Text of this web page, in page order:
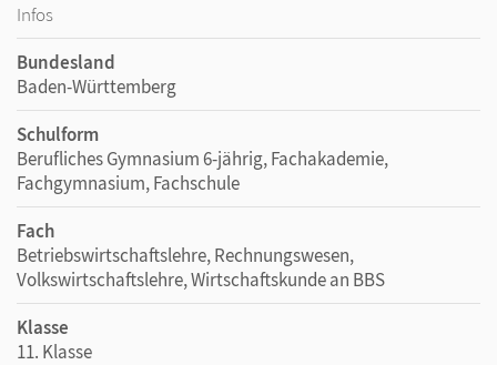
Infos
Bundesland
Baden-Württemberg
Schulform
Berufliches Gymnasium 6-jährig, Fachakademie,
Fachgymnasium, Fachschule
Fach
Betriebswirtschaftslehre, Rechnungswesen,
Volkswirtschaftslehre, Wirtschaftskunde an BBS
Klasse
11. Klasse